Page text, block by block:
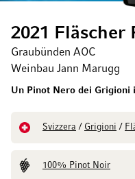
2021 Fläscher
Graubünden AOC
Weinbau Jann Marugg
Un Pinot Nero dei Grigioni
Svizzera / Grigioni /
100% Pinot Noir